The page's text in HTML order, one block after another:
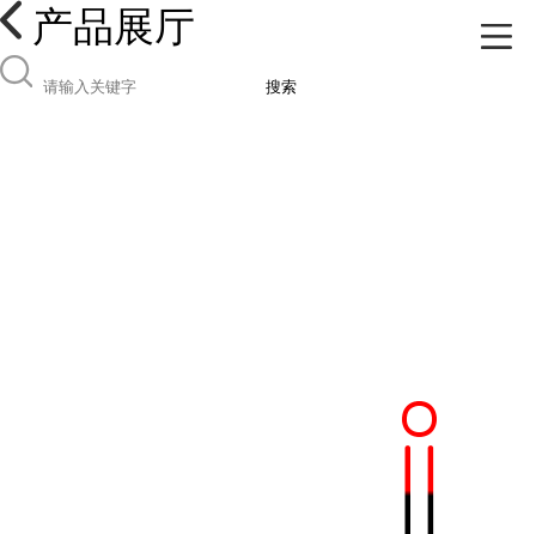
产品展厅
搜索